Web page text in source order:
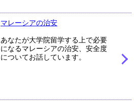
マレーシアの治安
あなたが大学院留学する上で必要
になるマレーシアの治安、安全度
についてお話しています。